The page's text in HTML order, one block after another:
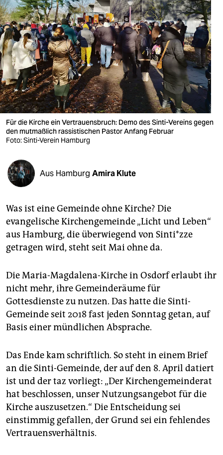
nord
wahrheit
verlag
verlag
veranstaltungen
shop
fragen & hilfe
unterstützen
abo
epaper login
Für die Kirche ein Vertrauensbruch: Demo des Sinti-Vereins gegen
den mutmaßlich rassistischen Pastor Anfang Februar
Foto: Sinti-Verein Hamburg
Aus Hamburg Amira Klute
Was ist eine Gemeinde ohne Kirche? Die
evangelische Kirchengemeinde „Licht und Leben“
aus Hamburg, die überwiegend von Sin­ti*z­ze
getragen wird, steht seit Mai ohne da.
Die Maria-Magdalena-Kirche in Osdorf erlaubt ihr
nicht mehr, ihre Gemeinderäume für
Gottesdienste zu nutzen. Das hatte die Sinti-
Gemeinde seit 2018 fast jeden Sonntag getan, auf
Basis einer mündlichen Absprache.
Das Ende kam schriftlich. So steht in einem Brief
an die Sinti-Gemeinde, der auf den 8. April datiert
ist und der taz vorliegt: „Der Kirchengemeinderat
hat beschlossen, unser Nutzungsangebot für die
Kirche auszusetzen.“ Die Entscheidung sei
einstimmig gefallen, der Grund sei ein fehlendes
Vertrauensverhältnis.